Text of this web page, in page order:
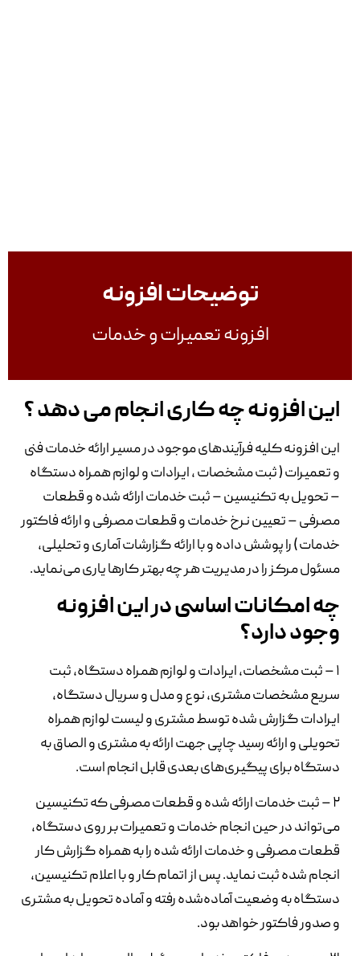
توضیحات افزونه
افزونه تعمیرات و خدمات
این افزونه چه کاری انجام می دهد ؟
این افزونه کلیه فرآیندهای موجود در مسیر ارائه خدمات فنی
و تعمیرات ( ثبت مشخصات ، ایرادات و لوازم همراه دستگاه
– تحویل به تکنیسین – ثبت خدمات ارائه شده و قطعات
مصرفی – تعیین نرخ خدمات و قطعات مصرفی و ارائه فاکتور
خدمات ) را پوشش داده و با ارائه گزارشات آماری و تحلیلی،
مسئول مرکز را در مدیریت هر چه بهتر کارها یاری می‌نماید.
چه امکانات اساسی در این افزونه
وجود دارد؟
۱ – ثبت مشخصات، ایرادات و لوازم همراه دستگاه، ثبت
سریع مشخصات مشتری، نوع و مدل و سریال دستگاه،
ایرادات گزارش شده توسط مشتری و لیست لوازم همراه
تحویلی و ارائه رسید چاپی جهت ارائه به مشتری و الصاق به
دستگاه برای پیگیری‌های بعدی قابل انجام است.
۲ – ثبت خدمات ارائه شده و قطعات مصرفی که تکنیسین
می‌تواند در حین انجام خدمات و تعمیرات بر روی دستگاه،
قطعات مصرفی و خدمات ارائه شده را به همراه گزارش کار
انجام شده ثبت نماید. پس از اتمام کار و با اعلام تکنیسین،
دستگاه به وضعیت آماده‌شده رفته و آماده تحویل به مشتری
و صدور فاکتور خواهد بود.